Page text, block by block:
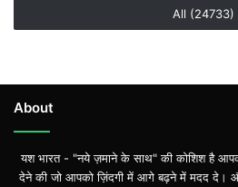
All (24733)
About
यश भारत - "नये ज़माने के साथ" की कोशिश है
देने की जो आपको ज़िंदगी में आगे बढ़ने में मदद